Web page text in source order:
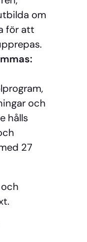
om
för att
och
hålls
27